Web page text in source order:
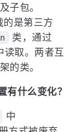
子包。
的是第三方
类，通过
读取。两者互
的类。
什么变化？
中